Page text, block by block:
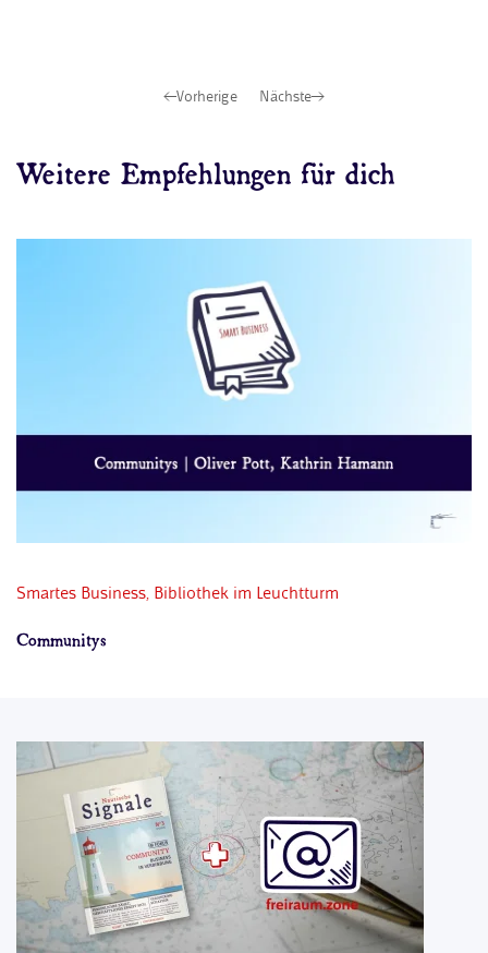
Vorherige Nächste
Weitere Empfehlungen für dich
Smartes Business, Bibliothek im Leuchtturm
Magazine machen´s möglich